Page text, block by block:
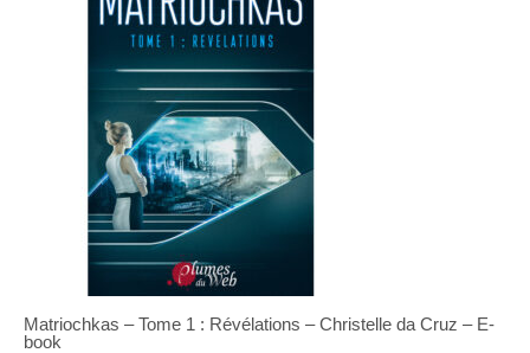
Matriochkas –Tome 1 : Révélations –Christelle da Cruz – E-
book